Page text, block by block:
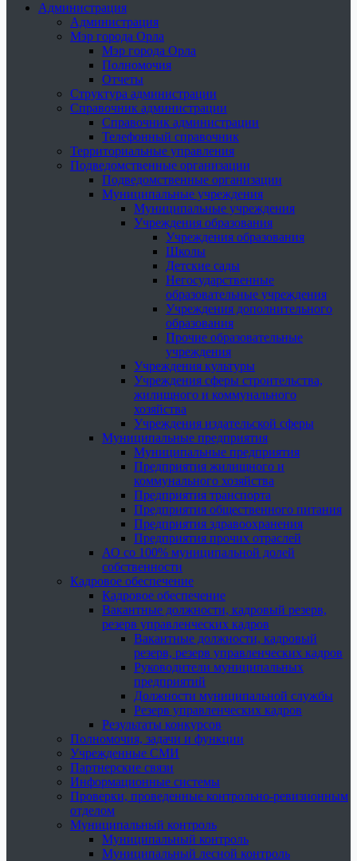
Администрация
Администрация
Мэр города Орла
Мэр города Орла
Полномочия
Отчеты
Структура администрации
Справочник администрации
Справочник администрации
Телефонный справочник
Территориальные управления
Подведомственные организации
Подведомственные организации
Муниципальные учреждения
Муниципальные учреждения
Учреждения образования
Учреждения образования
Школы
Детские сады
Негосударственные
образовательные учреждения
Учреждения дополнительного
образования
Прочие образовательные
учреждения
Учреждения культуры
Учреждения сферы строительства,
жилищного и коммунального
хозяйства
Учреждения издательской сферы
Муниципальные предприятия
Муниципальные предприятия
Предприятия жилищного и
коммунального хозяйства
Предприятия транспорта
Предприятия общественного питания
Предприятия здравоохранения
Предприятия прочих отраслей
АО со 100% муниципальной долей
собственности
Кадровое обеспечение
Кадровое обеспечение
Вакантные должности, кадровый резерв,
резерв управленческих кадров
Вакантные должности, кадровый
резерв, резерв управленческих кадров
Руководители муниципальных
предприятий
Должности муниципальной службы
Резерв управленческих кадров
Результаты конкурсов
Полномочия, задачи и функции
Учрежденные СМИ
Партнерские связи
Информационные системы
Проверки, проведенные контрольно-ревизионным
отделом
Муниципальный контроль
Муниципальный контроль
Муниципальный лесной контроль